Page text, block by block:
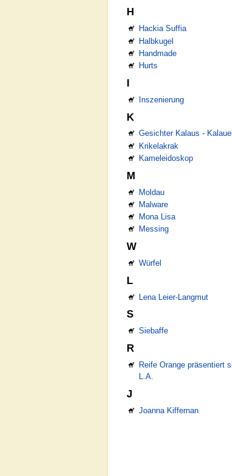
H
Hackia Suffia
Halbkugel
Handmade
Hurts
I
Inszenierung
K
Gesichter Kalaus -
Krikelakrak
Kameleidoskop
M
Moldau
Malware
Mona Lisa
Messing
W
Würfel
L
Lena Leier-Langmut
S
Siebaffe
R
Reife Orange präsentiert
L.A.
J
Joanna Kiffernan